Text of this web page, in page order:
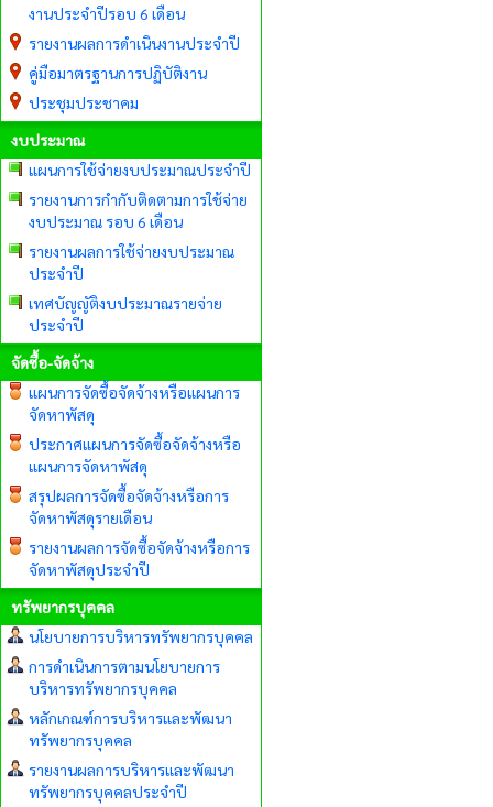
งานประจำปีรอบ 6 เดือน
รายงานผลการดำเนินงานประจำปี
คู่มือมาตรฐานการปฏิบัติงาน
ประชุมประชาคม
งบประมาณ
แผนการใช้จ่ายงบประมาณประจำปี
รายงานการกำกับติดตามการใช้จ่าย
งบประมาณ รอบ 6 เดือน
รายงานผลการใช้จ่ายงบประมาณ
ประจำปี
เทศบัญญัติงบประมาณรายจ่าย
ประจำปี
จัดซื้อ-จัดจ้าง
แผนการจัดซื้อจัดจ้างหรือแผนการ
จัดหาพัสดุ
ประกาศแผนการจัดซื้อจัดจ้างหรือ
แผนการจัดหาพัสดุ
สรุปผลการจัดซื้อจัดจ้างหรือการ
จัดหาพัสดุรายเดือน
รายงานผลการจัดซื้อจัดจ้างหรือการ
จัดหาพัสดุประจำปี
ทรัพยากรบุคคล
นโยบายการบริหารทรัพยากรบุคคล
การดำเนินการตามนโยบายการ
บริหารทรัพยากรบุคคล
หลักเกณฑ์การบริหารและพัฒนา
ทรัพยากรบุคคล
รายงานผลการบริหารและพัฒนา
ทรัพยากรบุคคลประจำปี